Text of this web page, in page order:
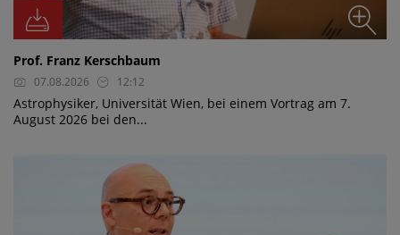
Prof. Franz Kerschbaum
07.08.2026 12:12
Astrophysiker, Universität Wien, bei einem Vortrag am 7.
August 2026 bei den...